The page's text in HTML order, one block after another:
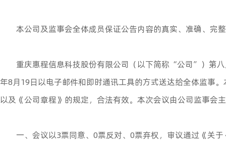
本公司及监事会全体成员保证公告内容的真实、准确、完
重庆惠程信息科技股份有限公司（以下简称“公司”）第
年8月19日以电子邮件和即时通讯工具的方式送达给全体监事
以及《公司章程》的规定，合法有效。本次会议由公司监事会
一、会议以3票同意、0票反对、0票弃权，审议通过《关